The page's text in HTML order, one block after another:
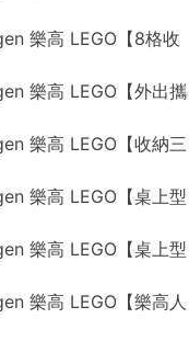
樂高 LEGO【8格收
樂高 LEGO【外出攜
樂高 LEGO【收納三
樂高 LEGO【桌上型
樂高 LEGO【桌上型
樂高 LEGO【樂高人